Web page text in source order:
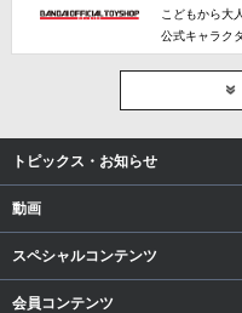
こどもから大
公式キャラク
トピックス・お知らせ
動画
スペシャルコンテンツ
会員コンテンツ